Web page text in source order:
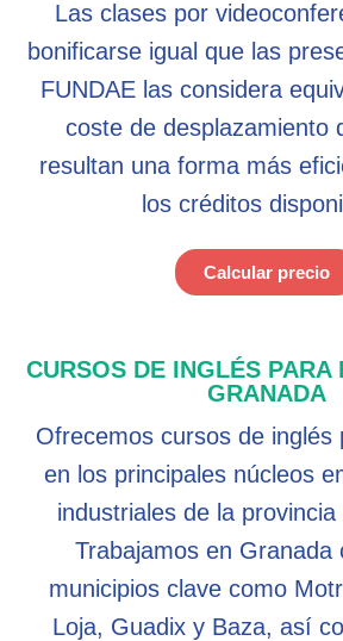
Las clases por
bonificarse igual que las
FUNDAE las considera
coste de desplazamiento
resultan una forma más
los créditos
Calcular precio
CURSOS DE INGLÉS PARA
GRANADA
Ofrecemos cursos de inglés
en los principales núcleos
industriales de la
Trabajamos en Granada
municipios clave como
Loja, Guadix y Baza, así